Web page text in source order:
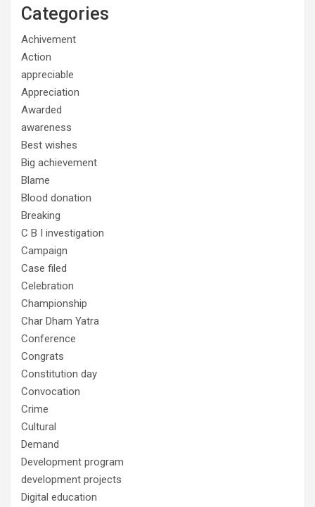
Categories
Achivement
Action
appreciable
Appreciation
Awarded
awareness
Best wishes
Big achievement
Blame
Blood donation
Breaking
C B I investigation
Campaign
Case filed
Celebration
Championship
Char Dham Yatra
Conference
Congrats
Constitution day
Convocation
Crime
Cultural
Demand
Development program
development projects
Digital education